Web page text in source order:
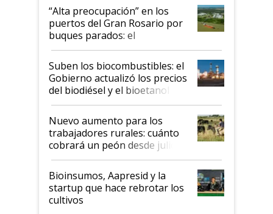
“Alta preocupación” en los
puertos del Gran Rosario por
buques parados: el
funcionamiento de las
exportadoras en tensión tras
la medida de fuerza de los
prácticos
Suben los biocombustibles: el
Gobierno actualizó los precios
del biodiésel y el bioetanol
Nuevo aumento para los
trabajadores rurales: cuánto
cobrará un peón desde julio
Bioinsumos, Aapresid y la
startup que hace rebrotar los
cultivos